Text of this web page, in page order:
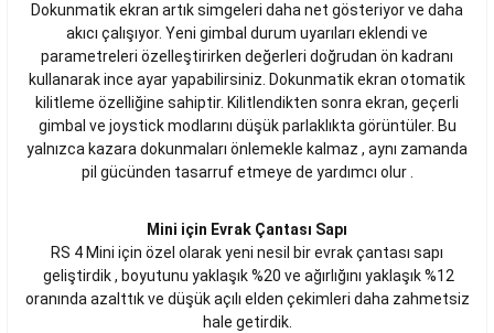
Dokunmatik ekran artık simgeleri daha net gösteriyor ve daha
akıcı çalışıyor. Yeni gimbal durum uyarıları eklendi ve
parametreleri özelleştirirken değerleri doğrudan ön kadranı
kullanarak ince ayar yapabilirsiniz. Dokunmatik ekran otomatik
kilitleme özelliğine sahiptir. Kilitlendikten sonra ekran, geçerli
gimbal ve joystick modlarını düşük parlaklıkta görüntüler. Bu
yalnızca kazara dokunmaları önlemekle kalmaz , aynı zamanda
pil gücünden tasarruf etmeye de yardımcı olur .
Mini için Evrak Çantası Sapı
RS 4 Mini için özel olarak yeni nesil bir evrak çantası sapı
geliştirdik , boyutunu yaklaşık %20 ve ağırlığını yaklaşık %12
oranında azalttık ve düşük açılı elden çekimleri daha zahmetsiz
hale getirdik.